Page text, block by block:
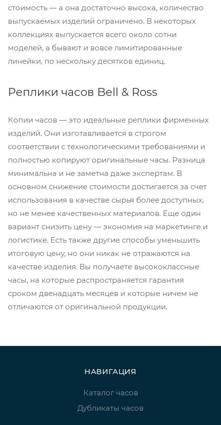
стоимость — а она достаточно высока, количество
выпускаемых изделий ограничено. В некоторых
коллекциях выпускается всего около сотни
моделей, а бывают и вовсе лимитированные
линейки, по нескольку десятков единиц.
Реплики часов Bell & Ross
Копии часов — это идеальные реплики фирменных
изделий. Они изготавливается в строгом
соответствии с технологическими требованиями и
полностью копируют оригинальные часы. Разница
минимальна и не заметна даже экспертам. В
основном снижение стоимости достигается за счет
использования в качестве сырья более доступных,
но не менее качественных материалов. Еще один
вариант снизить цену — экономия на маркетинге и
логистике. Есть также другие способы уменьшить
итоговую цену, но они никак не отражаются на
качестве изделия. Вы получаете высококлассные
часы, на которые распространяется гарантия
сроком двенадцать месяцев и которые ничем не
отличаются от оригинальной продукции.
НАВИГАЦИЯ
Каталог часов
Дубликаты часов